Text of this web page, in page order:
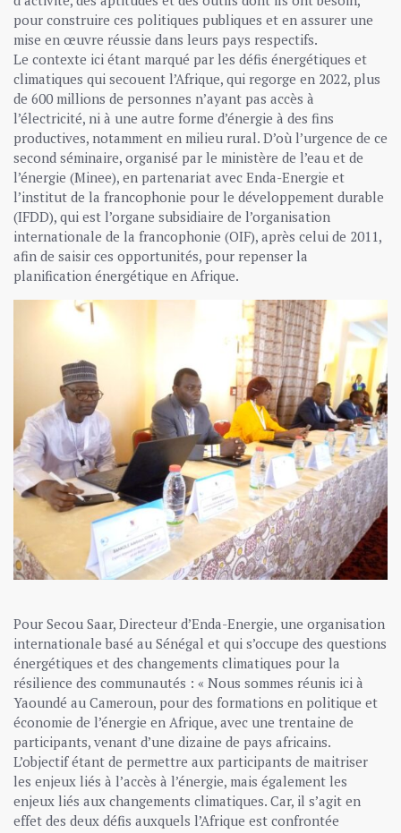
pour construire ces politiques publiques et en assurer une
mise en œuvre réussie dans leurs pays respectifs.
Le contexte ici étant marqué par les défis énergétiques et
climatiques qui secouent l’Afrique, qui regorge en 2022, plus
de 600 millions de personnes n’ayant pas accès à
l’électricité, ni à une autre forme d’énergie à des fins
productives, notamment en milieu rural. D’où l’urgence de ce
second séminaire, organisé par le ministère de l’eau et de
l’énergie (Minee), en partenariat avec Enda-Energie et
l’institut de la francophonie pour le développement durable
(IFDD), qui est l’organe subsidiaire de l’organisation
internationale de la francophonie (OIF), après celui de 2011,
afin de saisir ces opportunités, pour repenser la
planification énergétique en Afrique.
Pour Secou Saar, Directeur d’Enda-Energie, une organisation
internationale basé au Sénégal et qui s’occupe des questions
énergétiques et des changements climatiques pour la
résilience des communautés : « Nous sommes réunis ici à
Yaoundé au Cameroun, pour des formations en politique et
économie de l’énergie en Afrique, avec une trentaine de
participants, venant d’une dizaine de pays africains.
L’objectif étant de permettre aux participants de maitriser
les enjeux liés à l’accès à l’énergie, mais également les
enjeux liés aux changements climatiques. Car, il s’agit en
effet des deux défis auxquels l’Afrique est confrontée